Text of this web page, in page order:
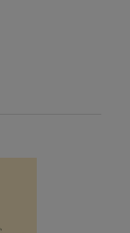
qui en
d’un
[…]